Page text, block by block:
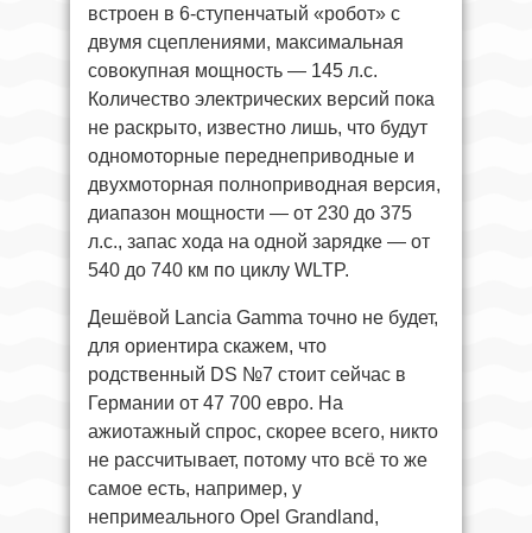
встроен в 6-ступенчатый «робот» с
двумя сцеплениями, максимальная
совокупная мощность — 145 л.с.
Количество электрических версий пока
не раскрыто, известно лишь, что будут
одномоторные переднеприводные и
двухмоторная полноприводная версия,
диапазон мощности — от 230 до 375
л.с., запас хода на одной зарядке — от
540 до 740 км по циклу WLTP.
Дешёвой Lancia Gamma точно не будет,
для ориентира скажем, что
родственный DS №7 стоит сейчас в
Германии от 47 700 евро. На
ажиотажный спрос, скорее всего, никто
не рассчитывает, потому что всё то же
самое есть, например, у
непримеального Opel Grandland,